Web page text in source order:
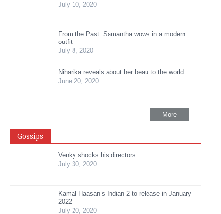
July 10, 2020
From the Past: Samantha wows in a modern
outfit
July 8, 2020
Niharika reveals about her beau to the world
June 20, 2020
More
Gossips
Venky shocks his directors
July 30, 2020
Kamal Haasan’s Indian 2 to release in January
2022
July 20, 2020